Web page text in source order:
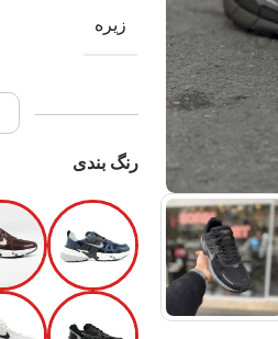
زیره
رنگ بندی